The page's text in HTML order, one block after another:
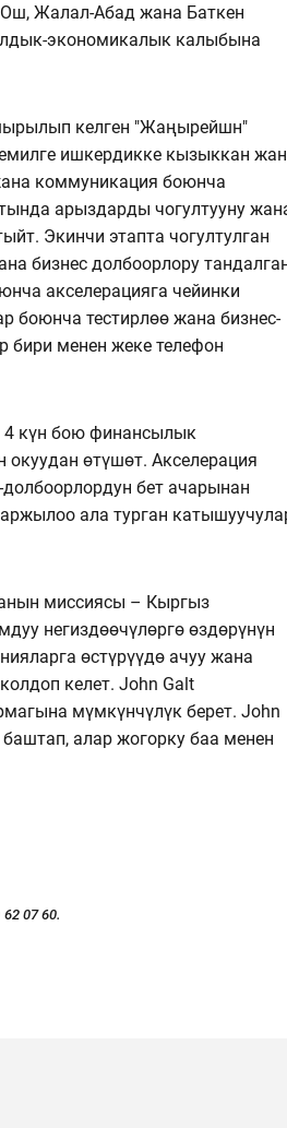
Жалал-Абад жана Баткен
экономикалык калыбына
келген "Жаңырейшн"
ишкердикке кызыккан
коммуникация боюнча
арыздарды чогултууну
Экинчи этапта чогултулган
бизнес долбоорлору
акселерацияга чейинки
боюнча тестирлөө жана бизнес-
менен жеке телефон
4 күн бою финансылык
өтүшөт. Акселерация
бет ачарынан
ала турган
миссиясы – Кыргыз
негиздөөчүлөргө өздөрүнүн
өстүрүүдө ачуу жана
келет. John Galt
мүмкүнчүлүк берет. John
алар жогорку баа менен
07 60.